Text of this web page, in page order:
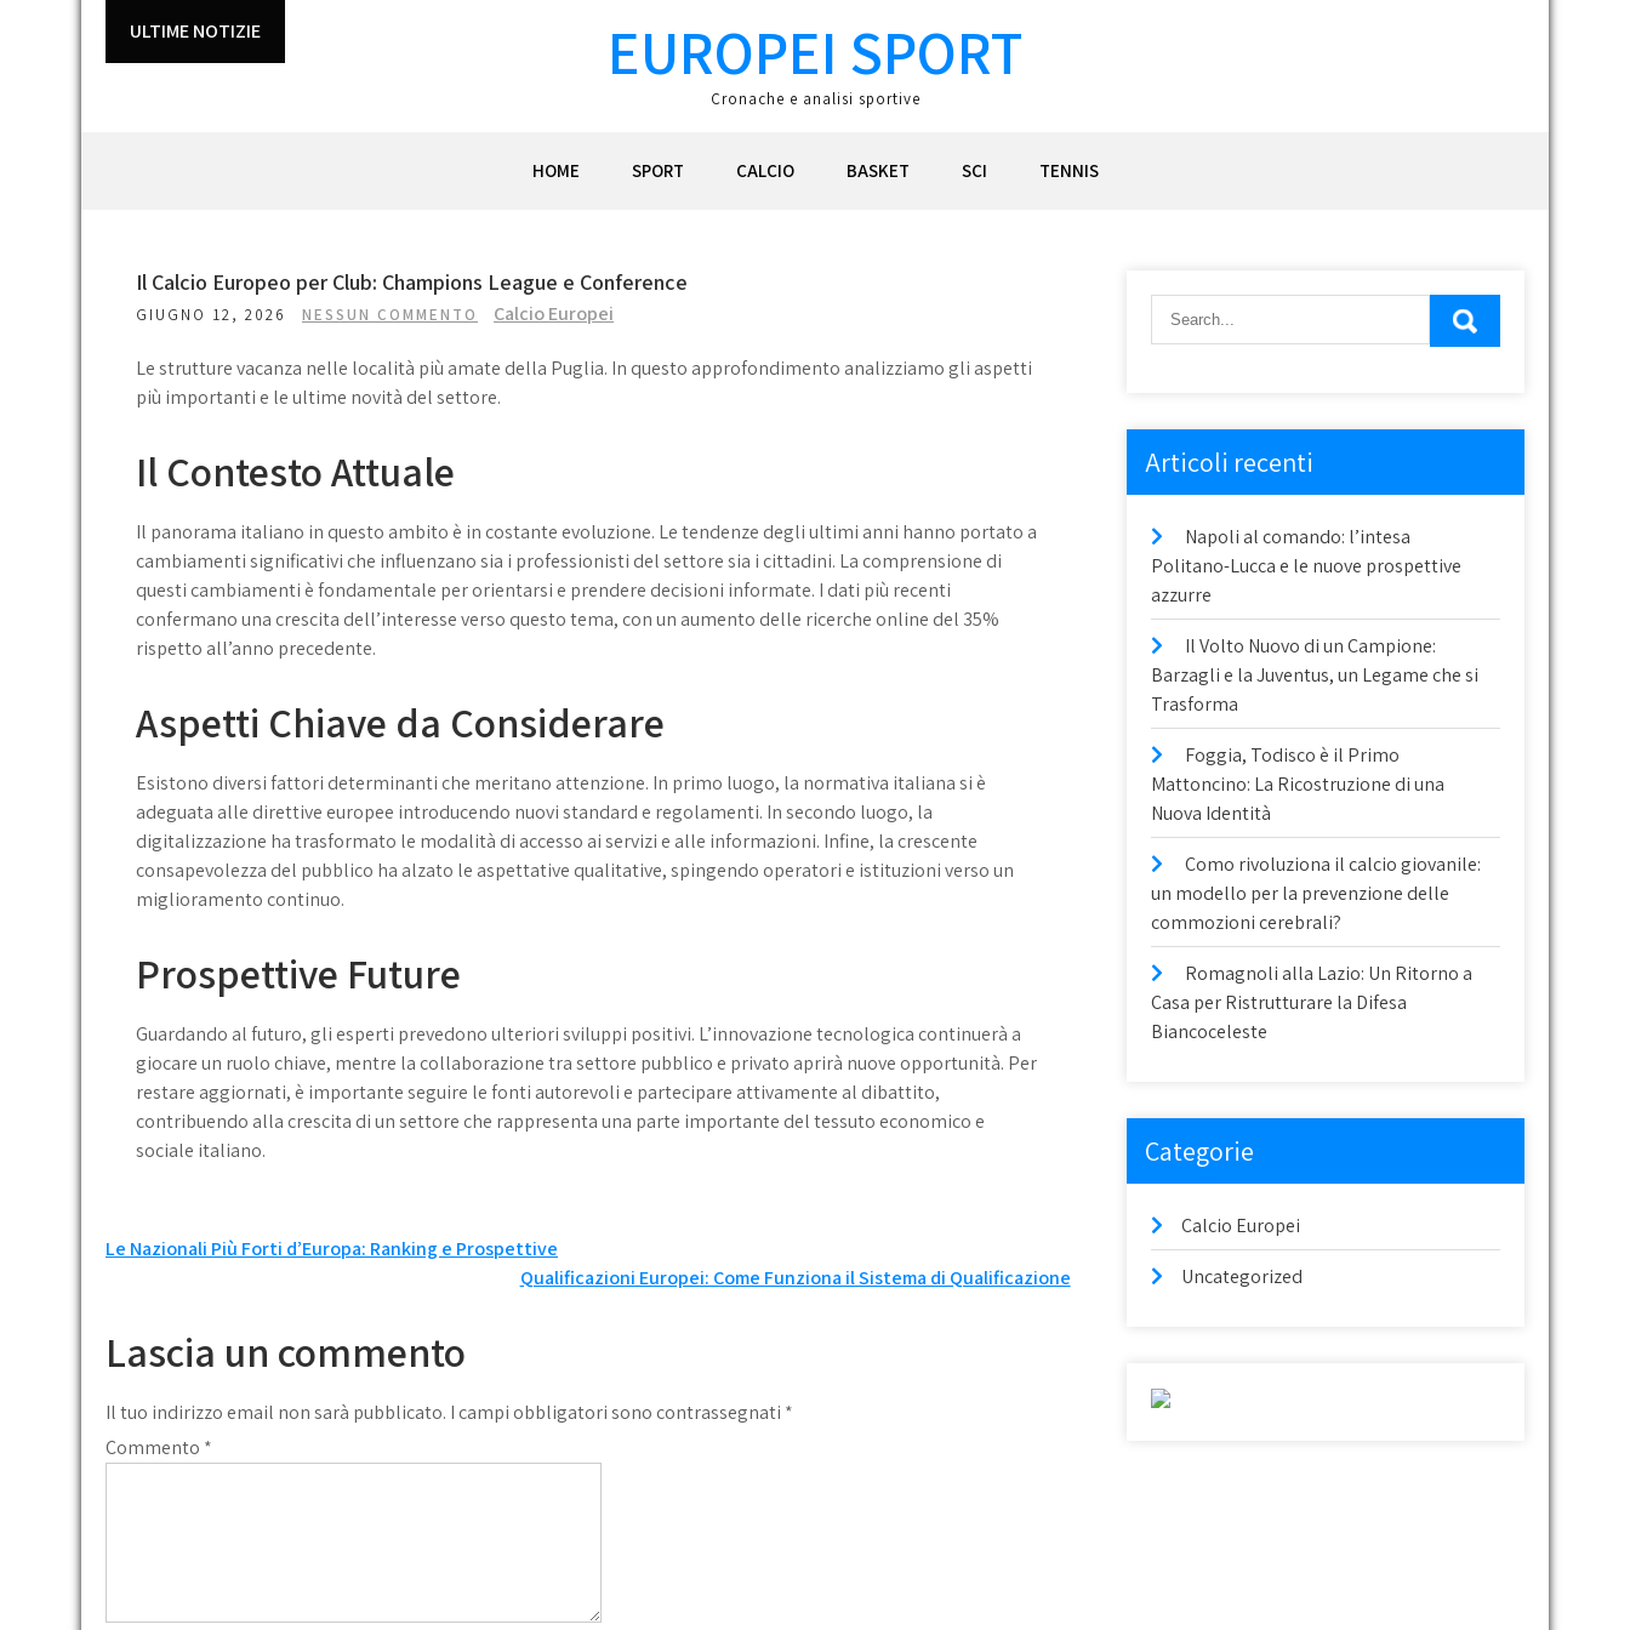
ULTIME NOTIZIE EUROPEI SPORT
Cronache e analisi sportive
HOME SPORT CALCIO BASKET SCI TENNIS
Il Calcio Europeo per Club: Champions League e Conference
GIUGNO 12, 2026 NESSUN COMMENTO Calcio Europei
Le strutture vacanza nelle località più amate della Puglia. In questo approfondimento analizziamo gli aspetti
più importanti e le ultime novità del settore.
Il Contesto Attuale
Il panorama italiano in questo ambito è in costante evoluzione. Le tendenze degli ultimi anni hanno portato a
cambiamenti significativi che influenzano sia i professionisti del settore sia i cittadini. La comprensione di
questi cambiamenti è fondamentale per orientarsi e prendere decisioni informate. I dati più recenti
confermano una crescita dell’interesse verso questo tema, con un aumento delle ricerche online del 35%
rispetto all’anno precedente.
Aspetti Chiave da Considerare
Esistono diversi fattori determinanti che meritano attenzione. In primo luogo, la normativa italiana si è
adeguata alle direttive europee introducendo nuovi standard e regolamenti. In secondo luogo, la
digitalizzazione ha trasformato le modalità di accesso ai servizi e alle informazioni. Infine, la crescente
consapevolezza del pubblico ha alzato le aspettative qualitative, spingendo operatori e istituzioni verso un
miglioramento continuo.
Prospettive Future
Guardando al futuro, gli esperti prevedono ulteriori sviluppi positivi. L’innovazione tecnologica continuerà a
giocare un ruolo chiave, mentre la collaborazione tra settore pubblico e privato aprirà nuove opportunità. Per
restare aggiornati, è importante seguire le fonti autorevoli e partecipare attivamente al dibattito,
contribuendo alla crescita di un settore che rappresenta una parte importante del tessuto economico e
sociale italiano.
Navigazione
Le Nazionali Più Forti d’Europa: Ranking e Prospettive
Qualificazioni Europei: Come Funziona il Sistema di Qualificazione
Lascia un commento
Il tuo indirizzo email non sarà pubblicato. I campi obbligatori sono contrassegnati *
Commento *
Articoli recenti
Napoli al comando: l’intesa
Politano-Lucca e le nuove prospettive
azzurre
Il Volto Nuovo di un Campione:
Barzagli e la Juventus, un Legame che si
Trasforma
Foggia, Todisco è il Primo
Mattoncino: La Ricostruzione di una
Nuova Identità
Como rivoluziona il calcio giovanile:
un modello per la prevenzione delle
commozioni cerebrali?
Romagnoli alla Lazio: Un Ritorno a
Casa per Ristrutturare la Difesa
Biancoceleste
Categorie
Calcio Europei
Uncategorized